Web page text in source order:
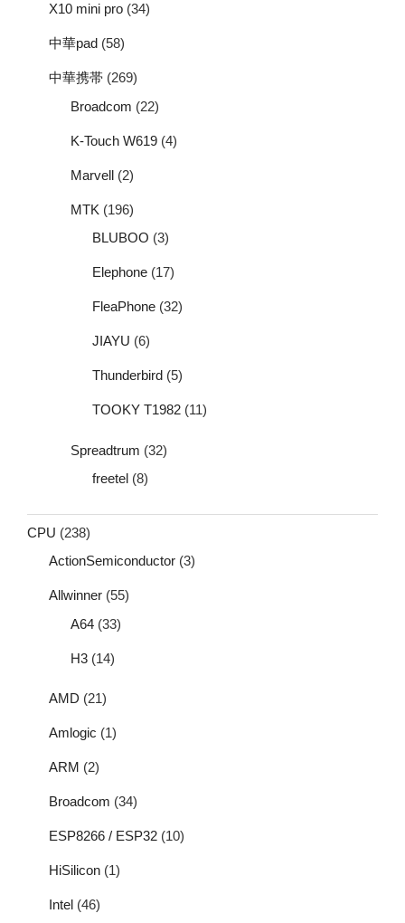
X10 mini pro (34)
中華pad (58)
中華携帯 (269)
Broadcom (22)
K-Touch W619 (4)
Marvell (2)
MTK (196)
BLUBOO (3)
Elephone (17)
FleaPhone (32)
JIAYU (6)
Thunderbird (5)
TOOKY T1982 (11)
Spreadtrum (32)
freetel (8)
CPU (238)
ActionSemiconductor (3)
Allwinner (55)
A64 (33)
H3 (14)
AMD (21)
Amlogic (1)
ARM (2)
Broadcom (34)
ESP8266 / ESP32 (10)
HiSilicon (1)
Intel (46)